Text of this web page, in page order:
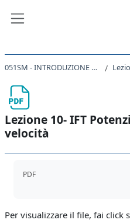
051SM - INTRODUZIONE ALLA FISICA TEORICA 2022
Lezione 10- IFT
velocità
PDF
Per visualizzare il file, fai click